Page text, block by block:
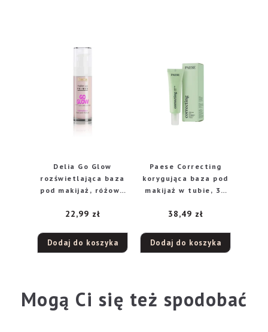
Delia Go Glow
rozświetlająca baza
pod makijaż, różowa
22,99 zł
Dodaj do koszyka
Paese Correcting
korygująca baza pod
makijaż w tubie, 30
38,49 zł
Dodaj do koszyka
Mogą Ci się też spodobać